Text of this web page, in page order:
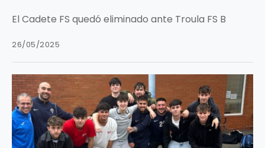
El Cadete FS quedó eliminado ante Troula FS B
26/05/2025